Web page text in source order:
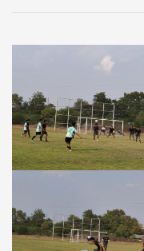
ပြိုင်ပွဲ
Vs
IT
(15-
1-
2026)